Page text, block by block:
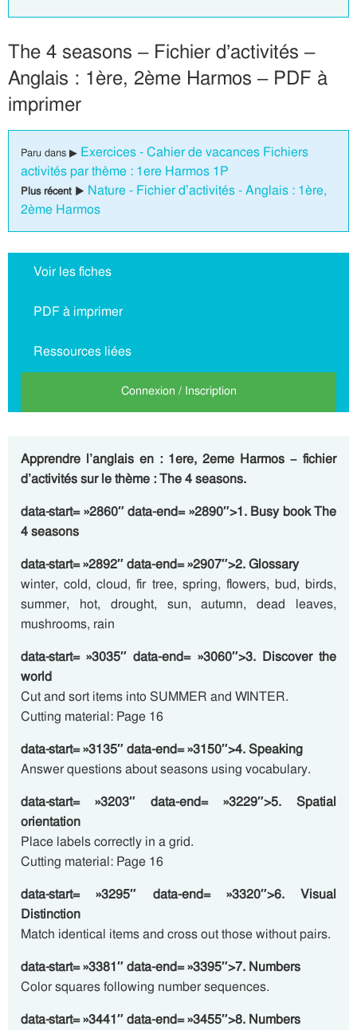
The 4 seasons – Fichier d’activités –
Anglais : 1ère, 2ème Harmos – PDF à
imprimer
Paru dans ▶ Exercices - Cahier de vacances Fichiers
activités par thème : 1ere Harmos 1P
Plus récent ▶ Nature - Fichier d’activités - Anglais : 1ère,
2ème Harmos
Voir les fiches
PDF à imprimer
Ressources liées
Connexion / Inscription
Apprendre l’anglais en : 1ere, 2eme Harmos – fichier
d’activités sur le thème : The 4 seasons.
data-start= »2860″ data-end= »2890″>1. Busy book The
4 seasons
data-start= »2892″ data-end= »2907″>2. Glossary
winter, cold, cloud, fir tree, spring, flowers, bud, birds,
summer, hot, drought, sun, autumn, dead leaves,
mushrooms, rain
data-start= »3035″ data-end= »3060″>3. Discover the
world
Cut and sort items into SUMMER and WINTER.
Cutting material: Page 16
data-start= »3135″ data-end= »3150″>4. Speaking
Answer questions about seasons using vocabulary.
data-start= »3203″ data-end= »3229″>5. Spatial
orientation
Place labels correctly in a grid.
Cutting material: Page 16
data-start= »3295″ data-end= »3320″>6. Visual
Distinction
Match identical items and cross out those without pairs.
data-start= »3381″ data-end= »3395″>7. Numbers
Color squares following number sequences.
data-start= »3441″ data-end= »3455″>8. Numbers